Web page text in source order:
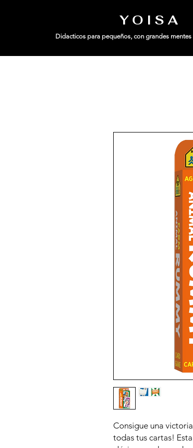
Y O I S A
Didacticos para pequeños, con grandes mentes
Consigue una
todas tus cartas!